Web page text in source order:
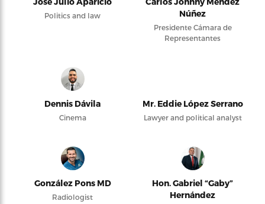
Politics and law
Núñez
Presidente Cámara de
Representantes
Dennis Dávila
Cinema
Mr. Eddie López Serrano
Lawyer and political analyst
González Pons MD
Radiologist
Hon. Gabriel “Gaby”
Hernández